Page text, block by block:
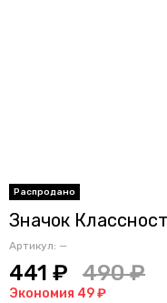
Значок
Артикул: —
441 ₽ 490 ₽
Экономия 49 ₽